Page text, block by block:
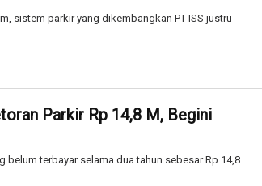
sistem parkir yang dikembangkan PT ISS justru
Parkir Rp 14,8 M, Begini
terbayar selama dua tahun sebesar Rp 14,8